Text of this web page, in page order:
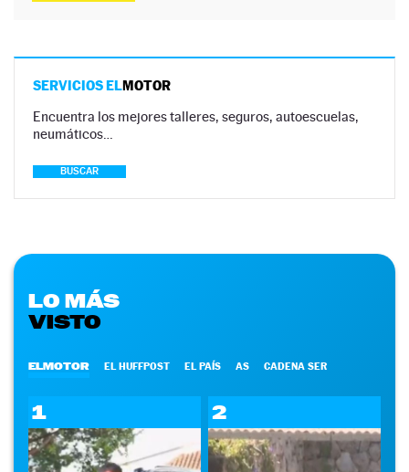
SERVICIOS ELMOTOR
Encuentra los mejores talleres, seguros, autoescuelas,
neumáticos…
BUSCAR
LO MÁS
VISTO
ELMOTOR EL HUFFPOST EL PAÍS AS CADENA SER
1 2